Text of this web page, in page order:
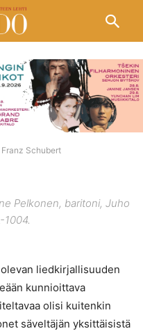
Franz Schubert
Pelkonen, baritoni, Juho
1004.
liedkirjallisuuden
kunnioittava
olisi kuitenkin
säveltäjän yksittäisistä